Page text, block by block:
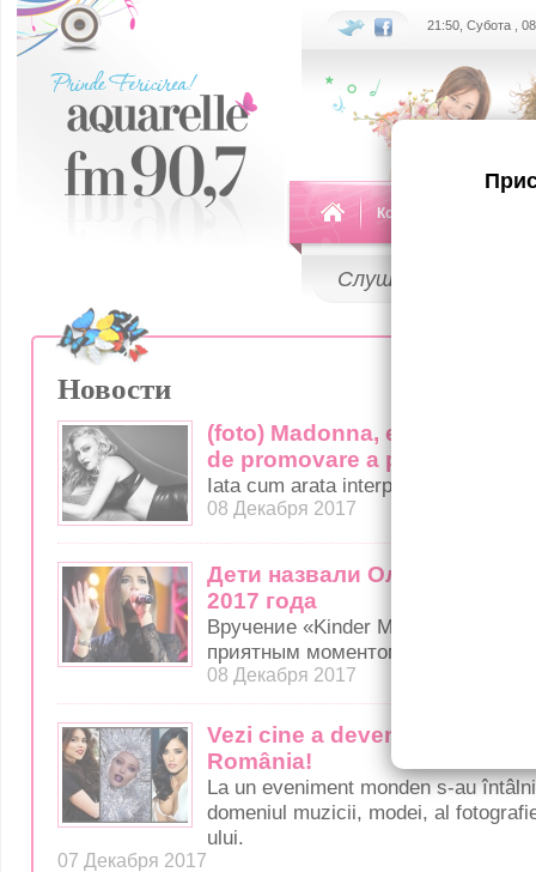
21:50, Субота ,
Команда
Слушай
Новости
(foto) Madonna, extrem de
de promovare a propriilor
Iata cum arata interpreta la 59 de
08 Декабря 2017
Дети назвали Ольгу
2017 года
Вручение «Kinder МУЗ Awards»
приятным моментом для
08 Декабря 2017
Vezi cine a devenit Cel Mai
România!
La un eveniment monden s-au
domeniul muzicii, modei, al
ului.
07 Декабря 2017